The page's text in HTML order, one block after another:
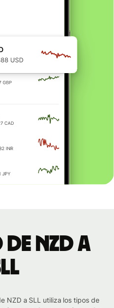
NZD a
NZD a SLL utiliza los tipos de